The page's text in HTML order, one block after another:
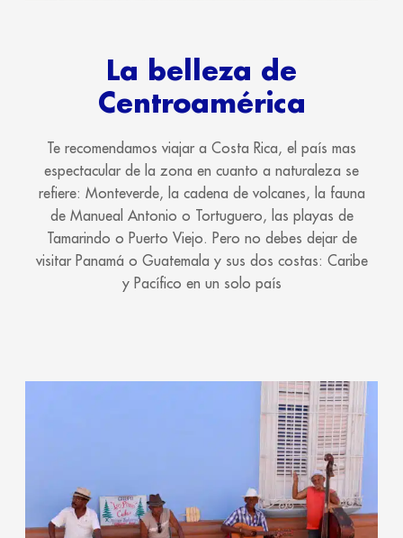
La belleza de
Centroamérica
Te recomendamos viajar a Costa Rica, el país mas
espectacular de la zona en cuanto a naturaleza se
refiere: Monteverde, la cadena de volcanes, la fauna
de Manueal Antonio o Tortuguero, las playas de
Tamarindo o Puerto Viejo. Pero no debes dejar de
visitar Panamá o Guatemala y sus dos costas: Caribe
y Pacífico en un solo país